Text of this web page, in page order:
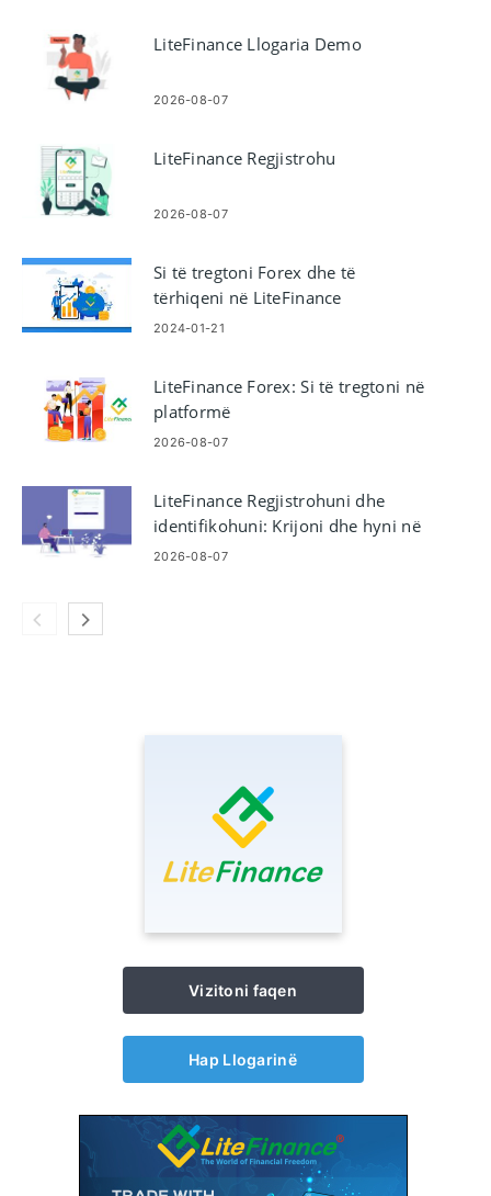
LiteFinance Llogaria Demo
2026-08-07
LiteFinance Regjistrohu
2026-08-07
Si të tregtoni Forex dhe të
tërhiqeni në LiteFinance
2024-01-21
LiteFinance Forex: Si të tregtoni në
platformë
2026-08-07
LiteFinance Regjistrohuni dhe
identifikohuni: Krijoni dhe hyni në
llogarinë tuaj
2026-08-07
Vizitoni faqen
Hap Llogarinë